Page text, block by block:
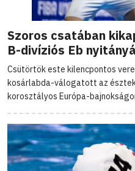
Szoros csatában
B-divíziós Eb
Csütörtök este kilencpontos
kosárlabda-válogatott az
korosztályos Európa-